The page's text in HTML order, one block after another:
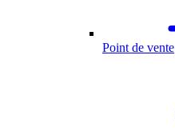
Point de vente